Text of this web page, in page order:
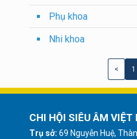
Phụ khoa
Nhi khoa
< 1
CHI HỘI SIÊU ÂM VIỆT
Trụ sở: 69 Nguyễn Huệ,